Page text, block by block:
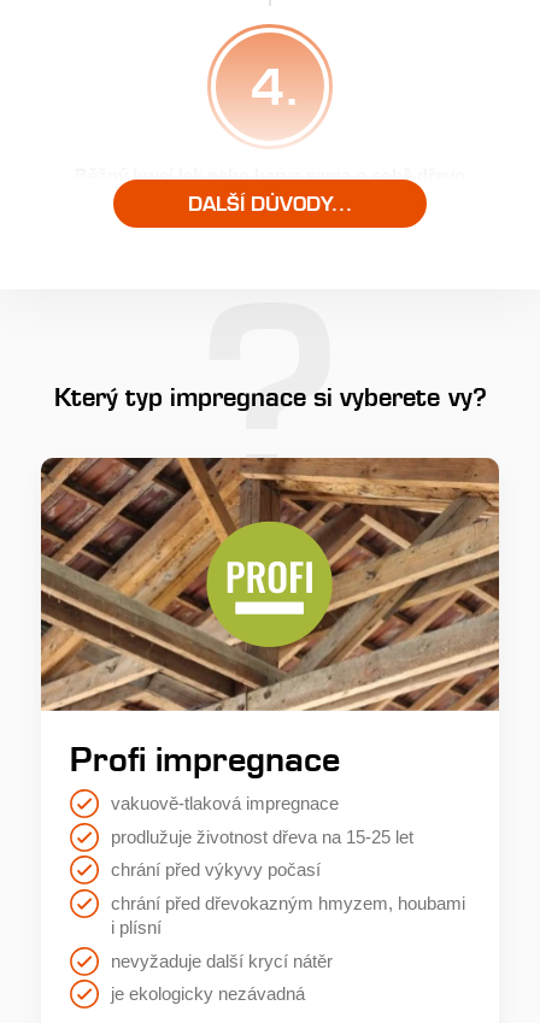
4.
Běžný krycí lak nebo barva sama o sobě dřevo
neochrání!
5.
Nebezpečí ohrožení dřeva plísněmi nastává,
pokud je vlhkost povrchu dřeva vyšší než 25
%!
6.
Většina běžně používaných dřevin je středně
nebo slabě trvanlivá!
7.
DALŠÍ DŮVODY...
Který typ impregnace si vyberete vy?
Profi impregnace
vakuově-tlaková impregnace
prodlužuje životnost dřeva na 15-25 let
chrání před výkyvy počasí
chrání před dřevokazným hmyzem, houbami
i plísní
nevyžaduje další krycí nátěr
je ekologicky nezávadná